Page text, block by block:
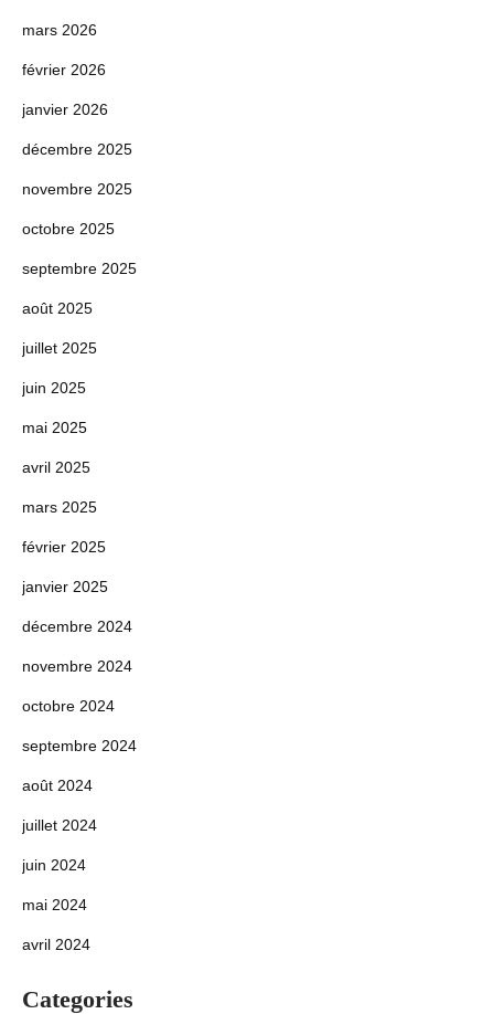
mars 2026
février 2026
janvier 2026
décembre 2025
novembre 2025
octobre 2025
septembre 2025
août 2025
juillet 2025
juin 2025
mai 2025
avril 2025
mars 2025
février 2025
janvier 2025
décembre 2024
novembre 2024
octobre 2024
septembre 2024
août 2024
juillet 2024
juin 2024
mai 2024
avril 2024
Categories